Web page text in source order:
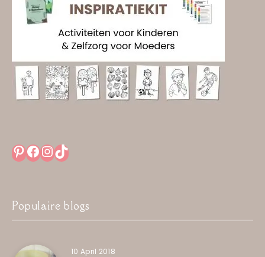
Pinterest
Facebook
Instagram
TikTok
Populaire blogs
10 April 2018